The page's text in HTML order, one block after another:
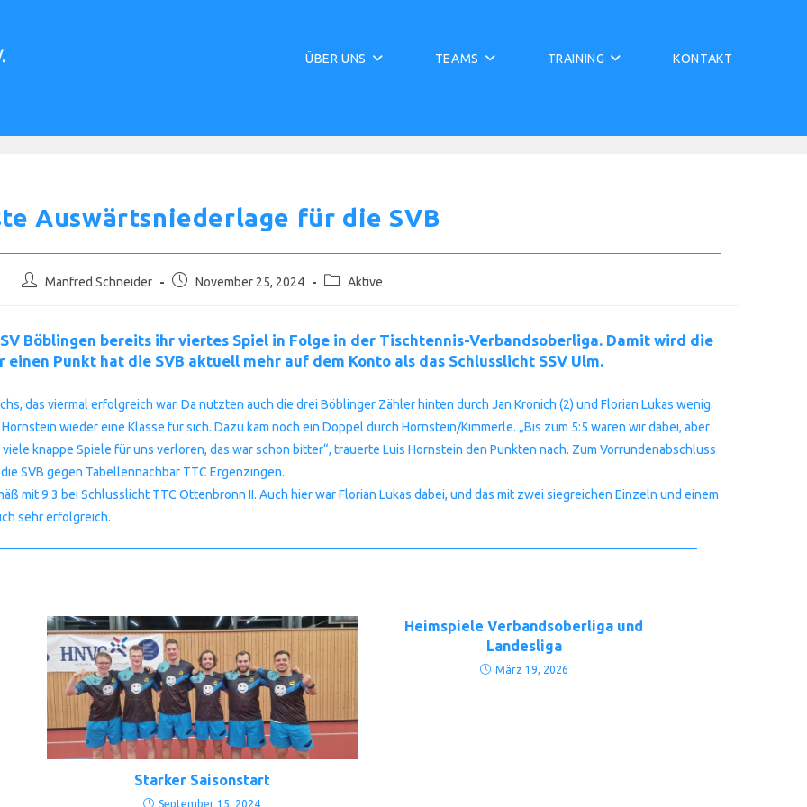
ÜBER UNS TEAMS TRAINING KONTAKT
Auswärtsniederlage für die SVB
Beitrags-
Manfred Schneider
BeitragNovember 25, 2024
Beitrags-
Aktive
Böblingen bereits ihr viertes Spiel in Folge in der Tischtennis-Verbandsoberliga. Damit wird die
Punkt hat die SVB aktuell mehr auf dem Konto als das Schlusslicht SSV Ulm.
das viermal erfolgreich war. Da nutzten auch die drei Böblinger Zähler hinten durch Jan Kronich (2) und Florian Lukas wenig.
wieder eine Klasse für sich. Dazu kam noch ein Doppel durch Hornstein/Kimmerle. „Bis zum 5:5 waren wir dabei, aber
knappe Spiele für uns verloren, das war schon bitter“, trauerte Luis Hornstein den Punkten nach. Zum Vorrundenabschluss
SVB gegen Tabellennachbar TTC Ergenzingen.
mit 9:3 bei Schlusslicht TTC Ottenbronn II. Auch hier war Florian Lukas dabei, und das mit zwei siegreichen Einzeln und einem
sehr erfolgreich.
Starker Saisonstart
September 15, 2024
Heimspiele Verbandsoberliga und
Landesliga
März 19, 2026